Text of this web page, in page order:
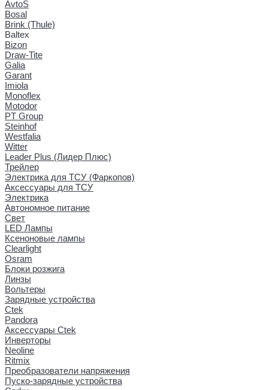
AvtoS
Bosal
Brink (Thule)
Baltex
Bizon
Draw-Tite
Galia
Garant
Imiola
Monoflex
Motodor
PT Group
Steinhof
Westfalia
Witter
Leader Plus (Лидер Плюс)
Трейлер
Электрика для ТСУ (Фаркопов)
Аксессуары для ТСУ
Электрика
Автономное питание
Свет
LED Лампы
Ксеноновые лампы
Clearlight
Osram
Блоки розжига
Линзы
Вольтеры
Зарядные устройства
Ctek
Pandora
Аксессуары Ctek
Инверторы
Neoline
Ritmix
Преобразователи напряжения
Пуско-зарядные устройства